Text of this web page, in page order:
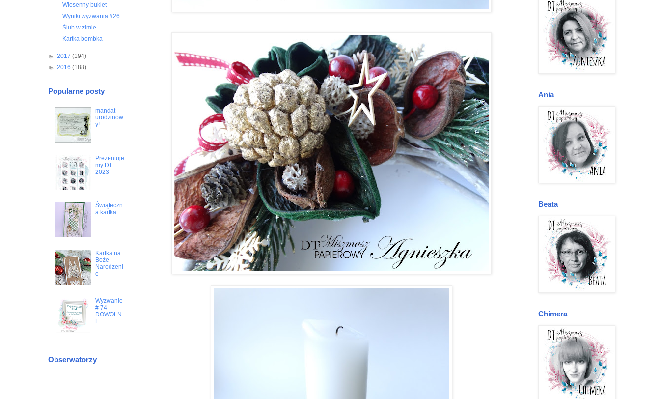
Wiosenny bukiet
Wyniki wyzwania #26
Ślub w zimie
Kartka bombka
► 2017 (194)
► 2016 (188)
Popularne posty
mandat
urodzinow
y!
Prezentuje
my DT
2023
Świąteczn
a kartka
Kartka na
Boże
Narodzeni
e
Wyzwanie
# 74
DOWOLN
E
Obserwatorzy
Ania
Beata
Chimera